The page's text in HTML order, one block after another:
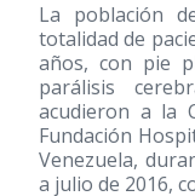
La población
totalidad de
años, con pie
parálisis
acudieron a la
Fundación
Venezuela,
a julio de 2016,